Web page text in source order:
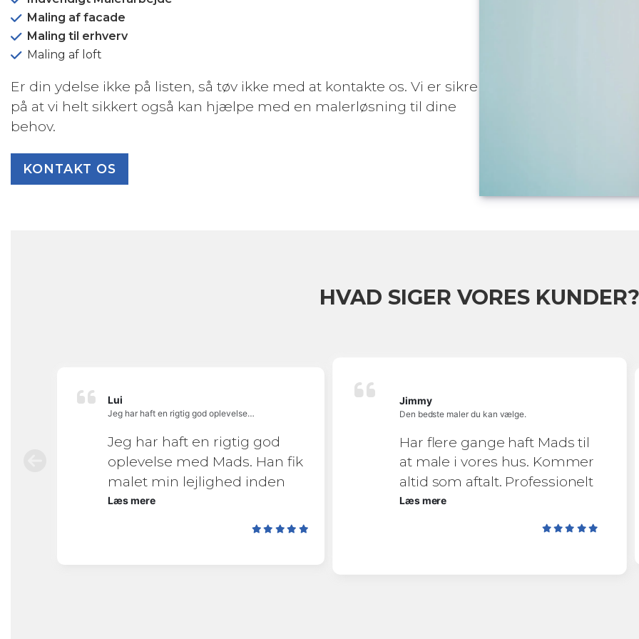
Maling af facade
Maling til erhverv
Maling af loft
Er din ydelse ikke på listen, så tøv ikke med at kontakte os. Vi er sikre
på at vi helt sikkert også kan hjælpe med en malerløsning til dine
behov.
KONTAKT OS
HVAD SIGER VORES KUNDER?
Lui
Jeg har haft en rigtig god oplevelse…
Jeg har haft en rigtig god
oplevelse med Mads. Han fik
malet min lejlighed inden
indflytning og til aftalt til.
Super godt resultat, jeg er
Læs mere
Jimmy
Den bedste maler du kan vælge.
Har flere gange haft Mads til
at male i vores hus. Kommer
altid som aftalt. Professionelt
arbejde.
Har kun positiv erfaring og
Læs mere